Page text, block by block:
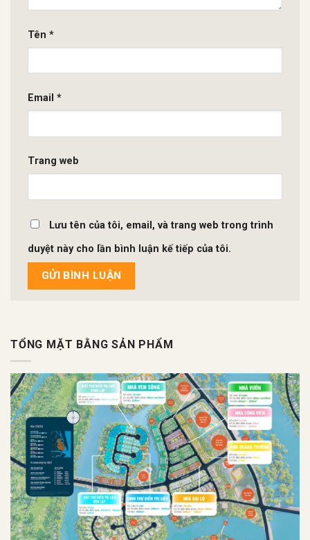
Tên *
Email *
Trang web
Lưu tên của tôi, email, và trang web trong trình
duyệt này cho lần bình luận kế tiếp của tôi.
TỔNG MẶT BẰNG SẢN PHẨM